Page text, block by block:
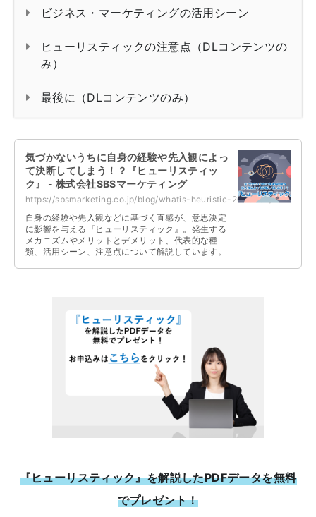
ビジネス・マーケティングの活用シーン
ヒューリスティックの注意点（DLコンテンツの
み）
最後に（DLコンテンツのみ）
気づかないうちに自身の経験や先入観によっ
て決断してしまう！？『ヒューリスティッ
ク』 - 株式会社SBSマーケティング
https://sbsmarketing.co.jp/blog/whatis-heuristic-2023-07/
自身の経験や先入観などに基づく直感が、意思決定
に影響を与える『ヒューリスティック』。発生する
メカニズムやメリットとデメリット、代表的な種
類、活用シーン、注意点について解説しています。
『ヒューリスティック』を解説したPDFデータを無料
でプレゼント！